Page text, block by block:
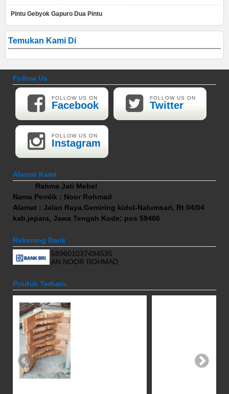
Pintu Gebyok Gapuro Dua Pintu
Temukan Kami Di
Follow Us
FOLLOW US ON
Facebook
FOLLOW US ON
Twitter
FOLLOW US ON
Instagram
Alamat Kami
Rahma Jati Mebel
Nama Pemlik : Noor Rohmad
Alamat : Jalan Raya.Gemiring kidul-Nalumsari, Rt 04/04
kab.jepara, Jawa Tengah Kode: pos 59466
Rekening Bank
589601037494535
AN.NOOR ROHMAD
Produk Terbaru